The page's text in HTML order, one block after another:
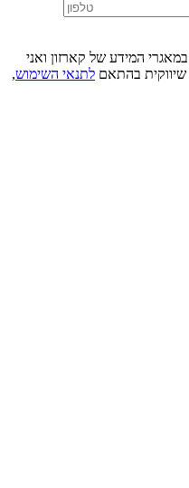
המידע של קארזון ואני
שיווקית בהתאם לתנאי השימוש,